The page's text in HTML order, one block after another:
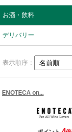
お酒・飲料
デリバリー
表示順序：
ENOTECA on...